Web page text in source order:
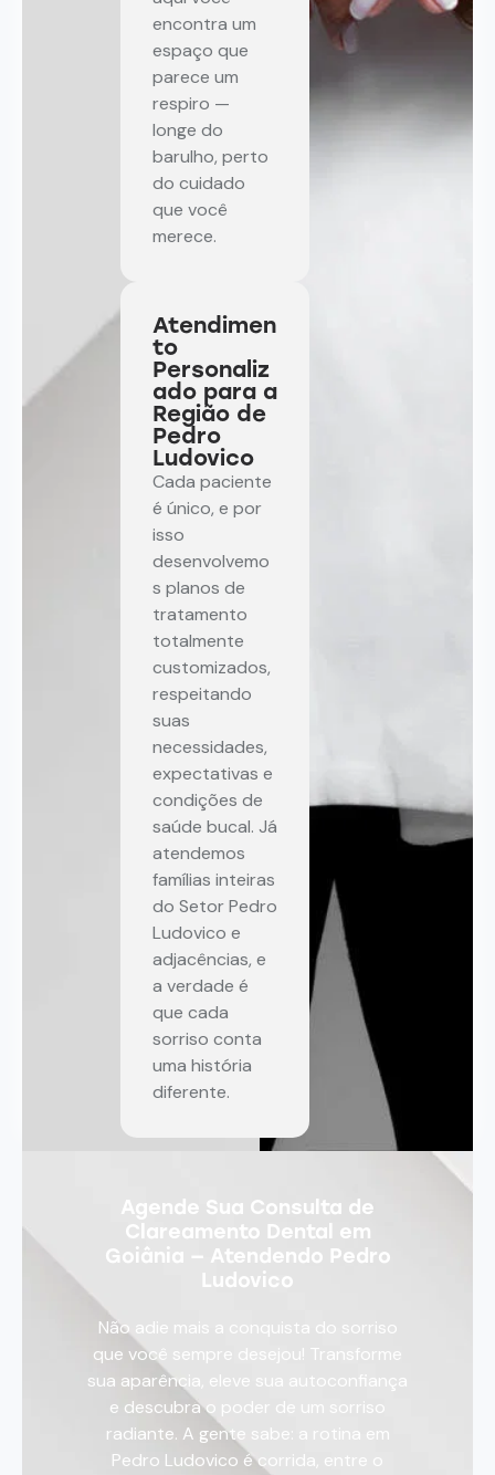
encontra um
espaço que
parece um
respiro —
longe do
barulho, perto
do cuidado
que você
merece.
Atendimen
to
Personaliz
ado para a
Região de
Pedro
Ludovico
Cada paciente
é único, e por
isso
desenvolvemo
s planos de
tratamento
totalmente
customizados,
respeitando
suas
necessidades,
expectativas e
condições de
saúde bucal. Já
atendemos
famílias inteiras
do Setor Pedro
Ludovico e
adjacências, e
a verdade é
que cada
sorriso conta
uma história
diferente.
Agende Sua Consulta de
Clareamento Dental em
Goiânia — Atendendo Pedro
Ludovico
Não adie mais a conquista do sorriso
que você sempre desejou! Transforme
sua aparência, eleve sua autoconfiança
e descubra o poder de um sorriso
radiante. A gente sabe: a rotina em
Pedro Ludovico é corrida, entre o